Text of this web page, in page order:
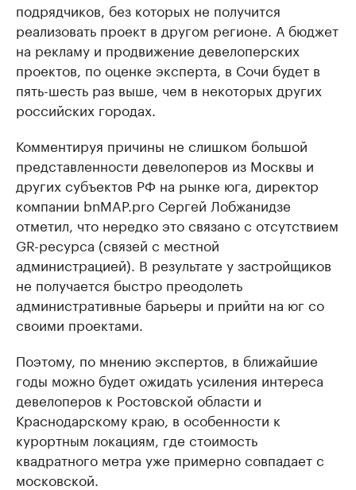
подрядчиков, без которых не получится
реализовать проект в другом регионе. А бюджет
на рекламу и продвижение девелоперских
проектов, по оценке эксперта, в Сочи будет в
пять-шесть раз выше, чем в некоторых других
российских городах.
Комментируя причины не слишком большой
представленности девелоперов из Москвы и
других субъектов РФ на рынке юга, директор
компании bnMAP.pro Сергей Лобжанидзе
отметил, что нередко это связано с отсутствием
GR-ресурса (связей с местной
администрацией). В результате у застройщиков
не получается быстро преодолеть
административные барьеры и прийти на юг со
своими проектами.
Поэтому, по мнению экспертов, в ближайшие
годы можно будет ожидать усиления интереса
девелоперов к Ростовской области и
Краснодарскому краю, в особенности к
курортным локациям, где стоимость
квадратного метра уже примерно совпадает с
московской.